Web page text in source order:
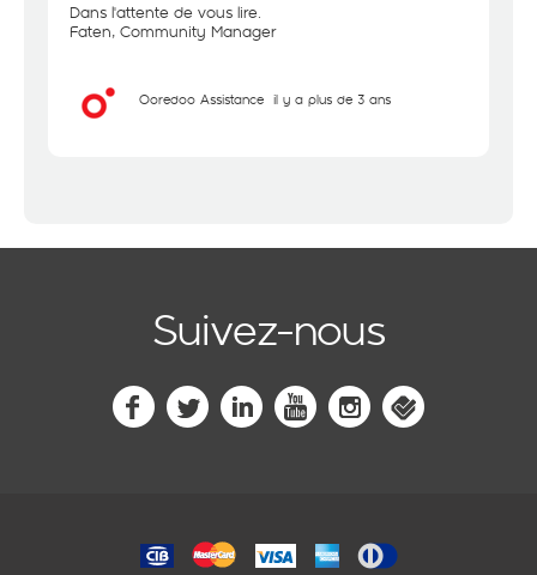
Dans l'attente de vous lire.
Faten, Community Manager
Ooredoo Assistance il y a plus de 3 ans
Suivez-nous